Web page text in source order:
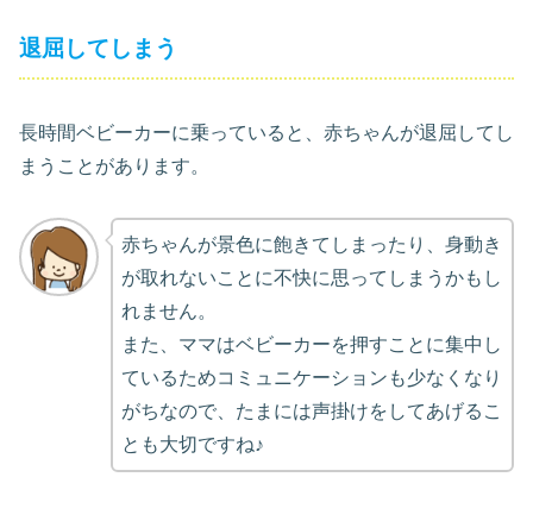
退屈してしまう
長時間ベビーカーに乗っていると、赤ちゃんが退屈してし
まうことがあります。
赤ちゃんが景色に飽きてしまったり、身動き
が取れないことに不快に思ってしまうかもし
れません。
また、ママはベビーカーを押すことに集中し
ているためコミュニケーションも少なくなり
がちなので、たまには声掛けをしてあげるこ
とも大切ですね♪